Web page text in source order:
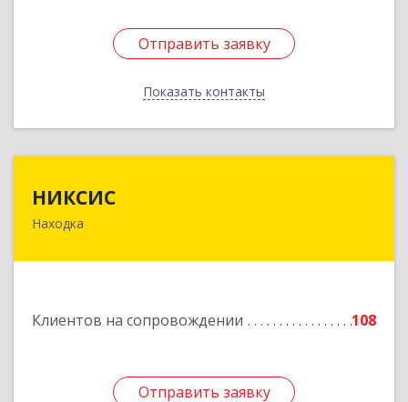
Отправить заявку
Показать контакты
Отправить заявку
Назад
НИКСИС
Находка
Клиентов на сопровождении 108
Отправить заявку
Отправить заявку